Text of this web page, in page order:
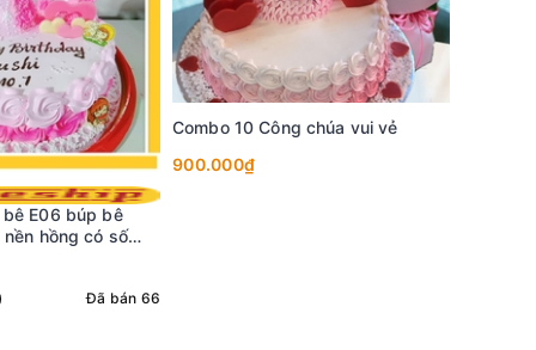
E06 búp bê
hồng có số
Đã bán 66
Combo 10 Công chúa vui vẻ
900.000₫